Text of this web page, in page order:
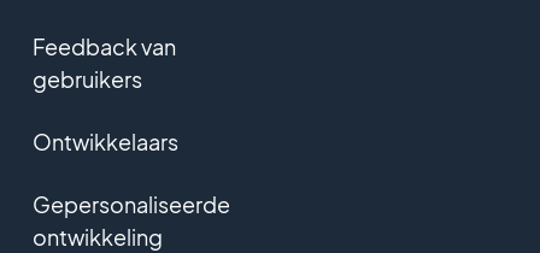
Feedback van
gebruikers
Ontwikkelaars
Gepersonaliseerde
ontwikkeling